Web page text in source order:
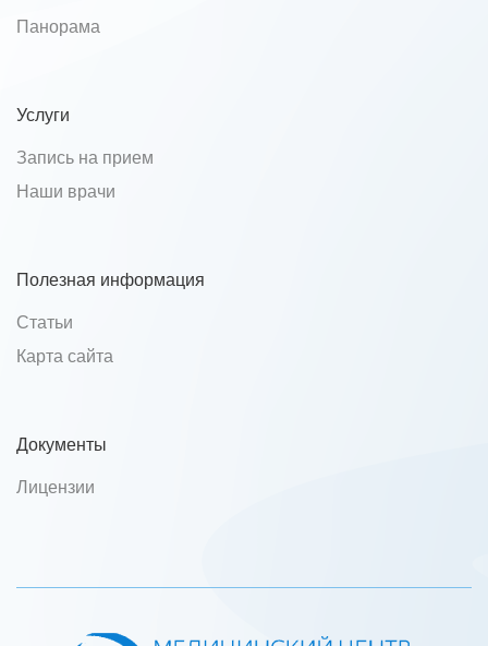
Панорама
Услуги
Запись на прием
Наши врачи
Полезная информация
Статьи
Карта сайта
Документы
Лицензии